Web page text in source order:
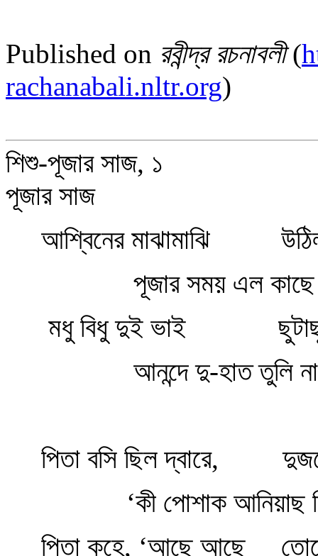
Published on রবীন্দ্র রচনাবলী(
rachanabali.nltr.org)
শিশু-পূজার সাজ, ১
পূজার সাজ
আশ্বিনের মাঝামাঝি উঠিল
পূজার সময় এল
মধু বিধু দুই ভাই
আনন্দে দু-হাত তুলি
পিতা বসি ছিল দ্বারে,
‘কী পোশাক আনিয়াছ
পিতা কহে, ‘আছে আছে